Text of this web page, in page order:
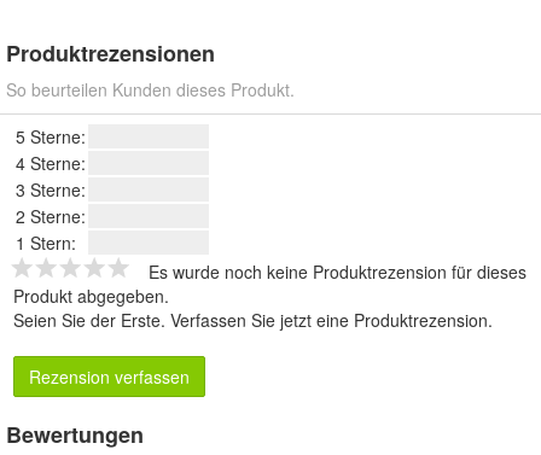
Produktrezensionen
So beurteilen Kunden dieses Produkt.
5 Sterne:
4 Sterne:
3 Sterne:
2 Sterne:
1 Stern:
Es wurde noch keine Produktrezension für dieses
Produkt abgegeben.
Seien Sie der Erste. Verfassen Sie jetzt eine Produktrezension.
Rezension verfassen
Bewertungen